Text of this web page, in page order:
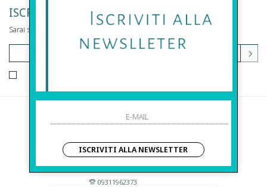
ISCRIVITI ALLA NEWSLETTER
Sarai sempre aggiornato su offerte e promozioni.
Before S.r.l.s.
Via Della Maestranza , 23
96100 Siracusa - Italia
Eshop@apiedinudinelparcoboutique.com
09311962373
ISCRIVITI ALLA NEWSLETTER